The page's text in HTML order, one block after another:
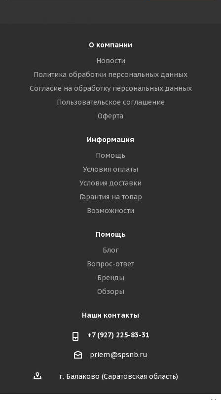
О компании
Новости
Политика обработки персональных данных
Согласие на обработку персональных данных
Пользовательское соглашение
Оферта
Информация
Помощь
Условия оплаты
Условия доставки
Гарантия на товар
Возможности
Помощь
Блог
Вопрос-ответ
Бренды
Обзоры
Наши контакты
+7 (927) 225-83-31
priem@spsnb.ru
г. Балаково (Саратовская область)